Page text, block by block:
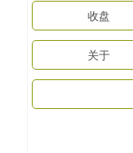
收盘
关于